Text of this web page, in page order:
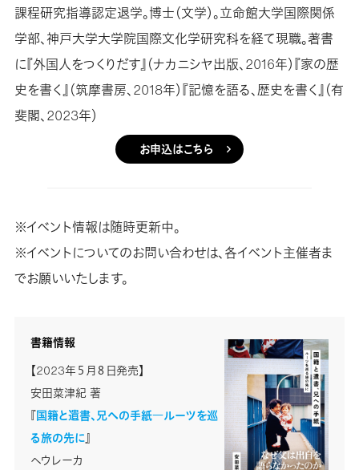
課程研究指導認定退学。博士（文学）。立命館大学国際関係
学部、神戸大学大学院国際文化学研究科を経て現職。著書
に『外国人をつくりだす』（ナカニシヤ出版、2016年）『家の歴
史を書く』（筑摩書房、2018年）『記憶を語る、歴史を書く』（有
斐閣、2023年）
お申込はこちら
※イベント情報は随時更新中。
※イベントについてのお問い合わせは、各イベント主催者ま
でお願いいたします。
書籍情報
【2023年５月８日発売】
安田菜津紀 著
『国籍と遺書、兄への手紙―ルーツを巡
る旅の先に』
ヘウレーカ